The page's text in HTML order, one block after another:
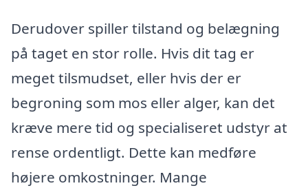
Derudover spiller tilstand og belægning
på taget en stor rolle. Hvis dit tag er
meget tilsmudset, eller hvis der er
begroning som mos eller alger, kan det
kræve mere tid og specialiseret udstyr at
rense ordentligt. Dette kan medføre
højere omkostninger. Mange